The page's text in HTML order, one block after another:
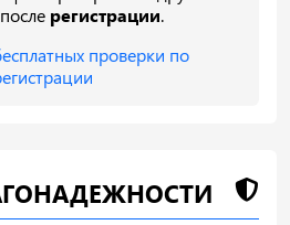
регистрации.
проверки по